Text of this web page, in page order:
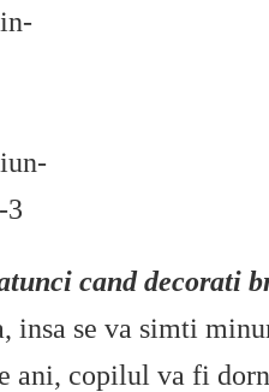
cand decorati
insa se va simti
ani, copilul va fi